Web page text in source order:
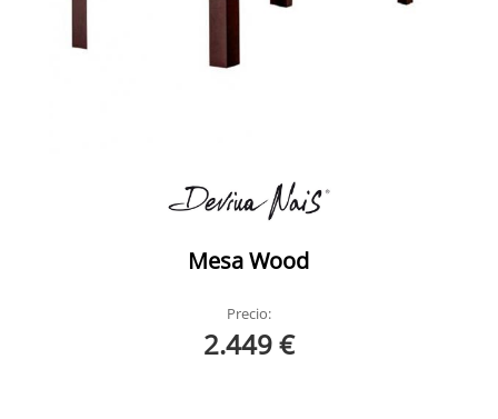
Mesa Wood
Precio:
2.449 €